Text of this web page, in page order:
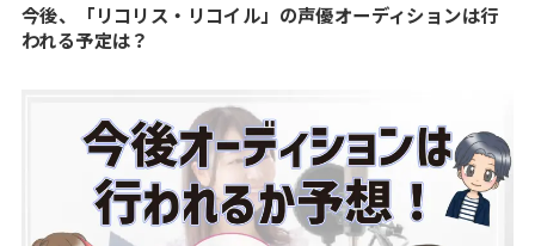
今後、「リコリス・リコイル」の声優オーディションは行
われる予定は？